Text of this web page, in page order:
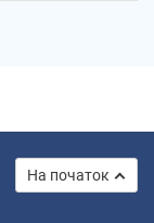
На початок